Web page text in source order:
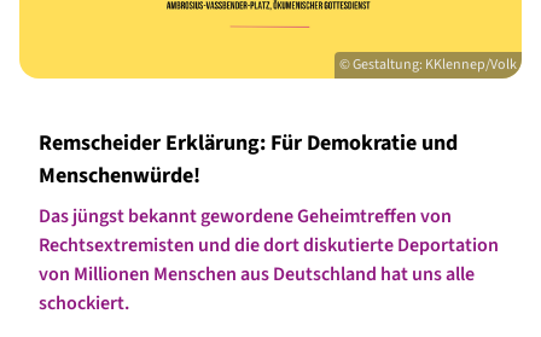
© Gestaltung: KKlennep/Volk
Remscheider Erklärung: Für Demokratie und
Menschenwürde!
Das jüngst bekannt gewordene Geheimtreffen von
Rechtsextremisten und die dort diskutierte Deportation
von Millionen Menschen aus Deutschland hat uns alle
schockiert.